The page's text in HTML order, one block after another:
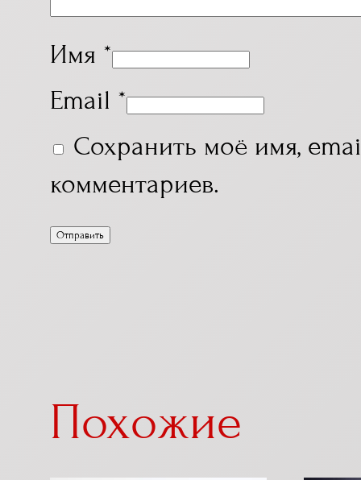
Имя *
Email *
Сохранить моё имя,
комментариев.
Похожие